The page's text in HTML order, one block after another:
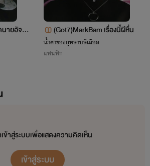
พื้นฐาน , ขั้นต่ำ , ขั้นกลาง , ขั้นสูง , ขั้น
ายอัจฉริ
(Got7)MarkBam เรื่องนี้ผีหื่น
น้ำตาของกุหลาบสีเลือด
แฟนฟิก
ข้าสู่ระบบเพื่อแสดงความคิดเห็น
เข้าสู่ระบบ